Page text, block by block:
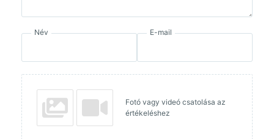
Név E-mail
Fotó vagy videó csatolása az
értékeléshez